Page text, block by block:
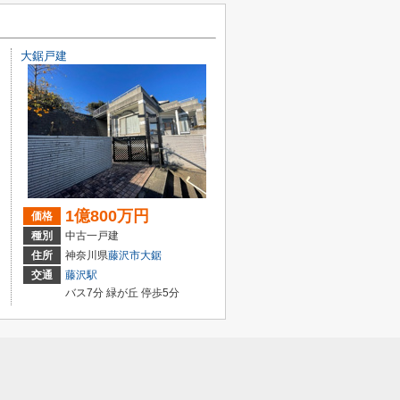
大鋸戸建
価格 1億800万円
種別
中古一戸建
住所
神奈川県藤沢市大鋸
交通
藤沢駅
バス7分 緑が丘 停歩5分